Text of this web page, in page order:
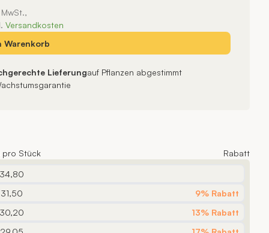
Versandkosten
Warenkorb
Lieferungauf Pflanzen abgestimmt
pro Stück Rabatt
9% Rabatt
13% Rabatt